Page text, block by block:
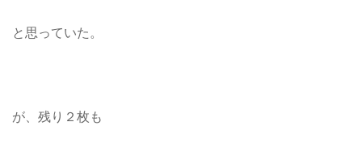
と思っていた。
が、残り２枚も